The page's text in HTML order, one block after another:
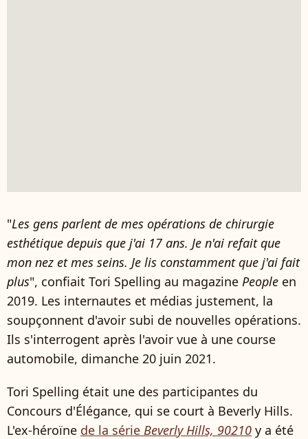
"Les gens parlent de mes opérations de chirurgie
esthétique depuis que j'ai 17 ans. Je n'ai refait que
mon nez et mes seins. Je lis constamment que j'ai fait
plus", confiait Tori Spelling au magazine People en
2019. Les internautes et médias justement, la
soupçonnent d'avoir subi de nouvelles opérations.
Ils s'interrogent après l'avoir vue à une course
automobile, dimanche 20 juin 2021.
Tori Spelling était une des participantes du
Concours d'Élégance, qui se court à Beverly Hills.
L'ex-héroïne de la série Beverly Hills, 90210 y a été